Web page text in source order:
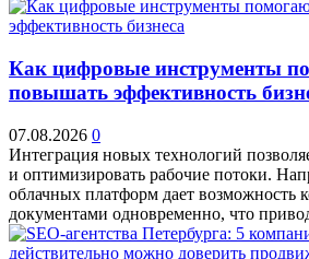
Как цифровые инструменты
повышать эффективность
07.08.2026 0
Интеграция новых технологий
и оптимизировать рабочие потоки.
облачных платформ дает возможность
документами одновременно, что